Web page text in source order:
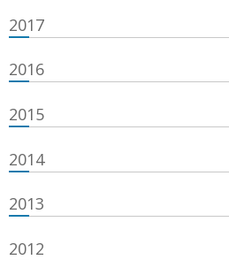
2017
2016
2015
2014
2013
2012